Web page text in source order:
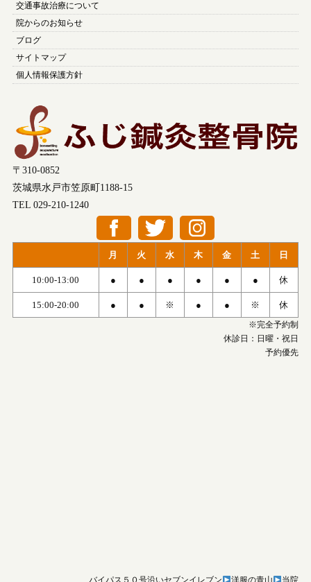
交通事故治療について
院からのお知らせ
ブログ
サイトマップ
個人情報保護方針
〒310-0852
茨城県水戸市笠原町1188-15
TEL 029-210-1240
月 火 水 木 金 土 日
10:00-13:00 ● ● ● ● ● ● 休
15:00-20:00 ● ● ※ ● ● ※ 休
※完全予約制
休診日：日曜・祝日
予約優先
バイパス５０号沿いセブンイレブン 洋服の青山 当院